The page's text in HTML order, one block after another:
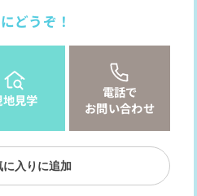
どうぞ！
見学
電話で
お問い合わせ
に入りに追加